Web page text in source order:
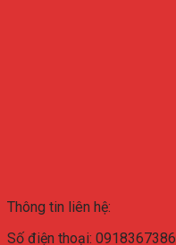
Thông tin liên hệ:
Số điện thoại: 0918367386